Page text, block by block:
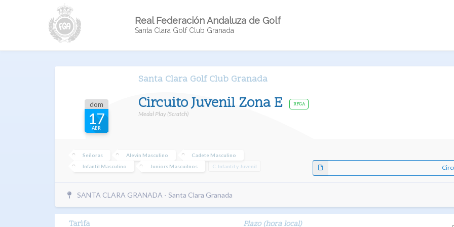
Real Federación Andaluza de Golf
Santa Clara Golf Club Granada
Santa Clara Golf Club Granada
dom
17
ABR
Circuito Juvenil Zona E RFGA
Medal Play (Scratch)
Señoras Alevin Masculino
Cadete Masculino
Infantil Masculino
Juniors Mascuilnos C. Infantil y Juvenil
SANTA CLARA GRANADA - Santa Clara Granada
Tarifa Plazo (hora local)